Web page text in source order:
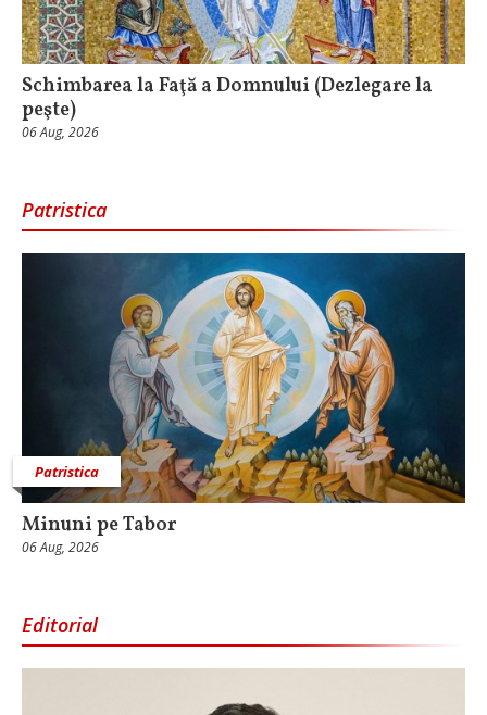
Schimbarea la Faţă a Domnului (Dezlegare la
peşte)
06 Aug, 2026
Patristica
Patristica
Minuni pe Tabor
06 Aug, 2026
Editorial